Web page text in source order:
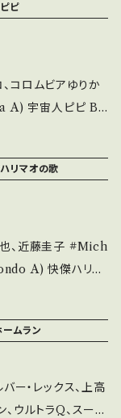
it is second han
、A
260
*A)作曲:筒美京
参考視聴: http
く、痛みも薄い B・
・痛み多・キズ多
方のご購入をお願
it if you und
ピ
コロムビアゆりか
田勲 視聴■OBK18
SAM 【Co
(国内盤) ___
【About
未開封など A・綺
い致します。 Ple
that it
リマオの歌
藤圭子 #Mich
ハリマ
視聴: https://yout
【Abo
ームラン
ー・レックス、上高